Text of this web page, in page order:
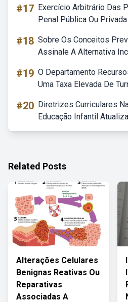
#17 Exercício Arbitrário Das
Penal Pública Ou Privada
#18 Sobre Os Conceitos
Assinale A Alternativa
#19 O Departamento
Uma Taxa Elevada De
#20 Diretrizes Curriculares
Educação Infantil
Related Posts
Alterações Celulares
Benignas Reativas Ou
Reparativas
Associadas A